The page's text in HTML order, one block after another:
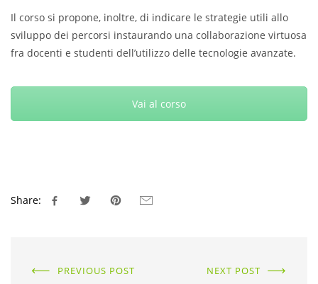
Il corso si propone, inoltre, di indicare le strategie utili allo
sviluppo dei percorsi instaurando una collaborazione virtuosa
fra docenti e studenti dell’utilizzo delle tecnologie avanzate.
Vai al corso
Share:
PREVIOUS POST NEXT POST